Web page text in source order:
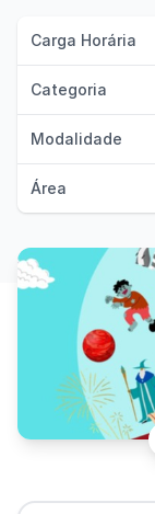
Carga Horária
Categoria
Modalidade
Área